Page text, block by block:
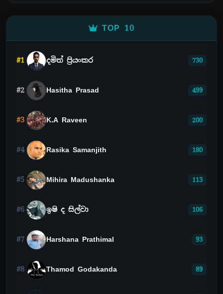
TOP 10
#1 දමිත් ප්‍රියංකර 730
#2 Hasitha Prasad 499
#3 K.A Raveen 200
#4 Rasika Samanjith 180
#5 Mihira Madushanka 113
#6 ඉෂි ද සිල්වා 106
#7 Harshana Prathimal 93
#8 Thamod Godakanda 89